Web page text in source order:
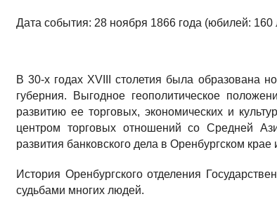
Дата события: 28 ноября 1866 года (юбилей: 160
В 30-х годах XVIII столетия была образована
губерния. Выгодное геополитическое
развитию ее торговых, экономических и
центром торговых отношений со Средней
развития банковского дела в Оренбургском крае
История Оренбургского отделения
судьбами многих людей.